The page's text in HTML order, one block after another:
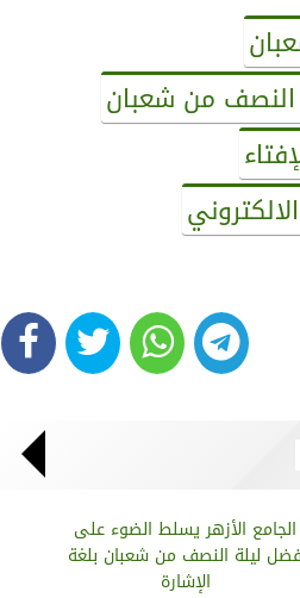
النصف من شعبان
الجامع الأزهر يسلط الضوء على
فضل ليلة النصف من شعبان بلغة
الإشارة